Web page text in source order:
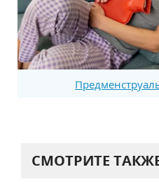
СМОТРИТЕ